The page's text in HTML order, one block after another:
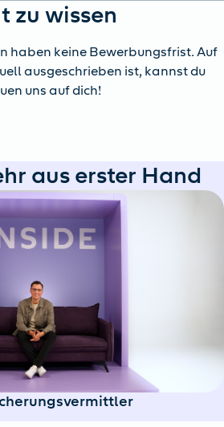
zu wissen
haben keine Bewerbungsfrist. Auf
ausgeschrieben ist, kannst du
uns auf dich!
aus erster Hand
Fenster zu öffnen